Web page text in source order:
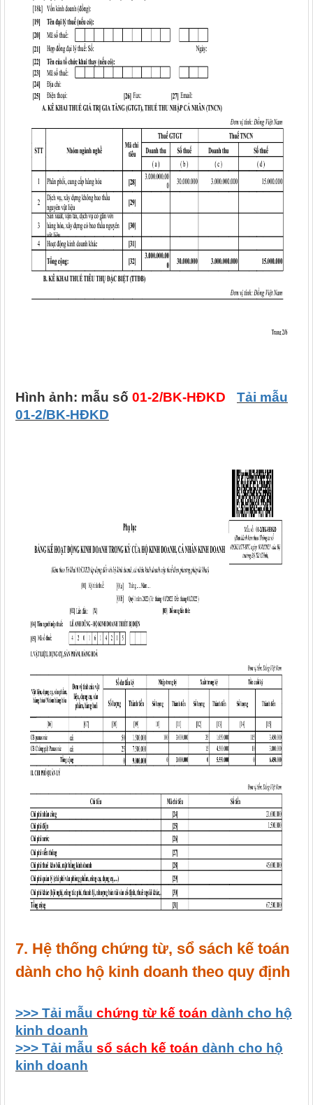
Hình ảnh: mẫu số 01-2/BK-HĐKD
Tải mẫu
01-2/BK-HĐKD
7. Hệ thống chứng từ, sổ sách kế toán
dành cho hộ kinh doanh theo quy định
>>> Tải mẫu chứng từ kế toán dành cho hộ
kinh doanh
>>> Tải mẫu sổ sách kế toán dành cho hộ
kinh doanh